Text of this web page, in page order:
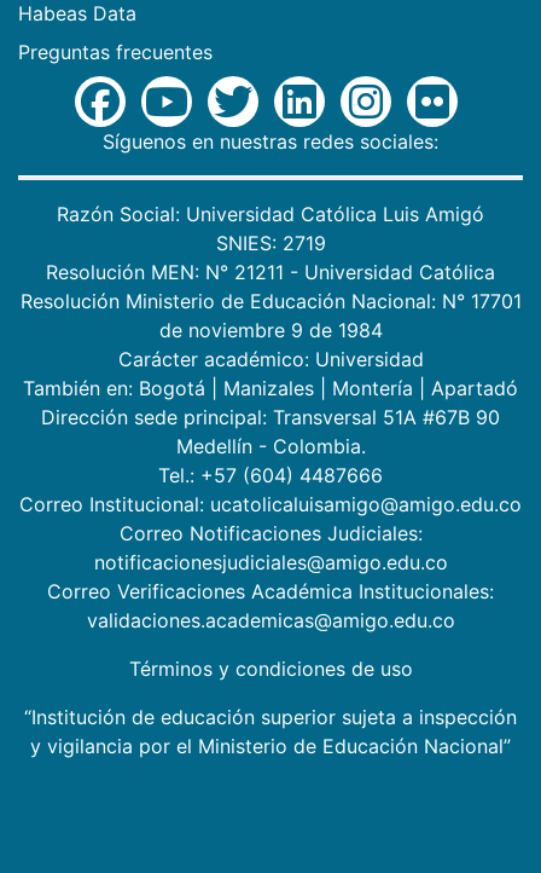
Habeas Data
Preguntas frecuentes
Síguenos en nuestras redes sociales:
Razón Social: Universidad Católica Luis Amigó
SNIES: 2719
Resolución MEN: N° 21211 - Universidad Católica
Resolución Ministerio de Educación Nacional: N° 17701
de noviembre 9 de 1984
Carácter académico: Universidad
También en: Bogotá Manizales Montería
Apartadó
Dirección sede principal: Transversal 51A #67B 90
Medellín - Colombia.
Tel.: +57 (604) 4487666
Correo Institucional: ucatolicaluisamigo@amigo.edu.co
Correo Notificaciones Judiciales:
notificacionesjudiciales@amigo.edu.co
Correo Verificaciones Académica Institucionales:
validaciones.academicas@amigo.edu.co
Términos y condiciones de uso
“Institución de educación superior sujeta a inspección
y vigilancia por el Ministerio de Educación Nacional”